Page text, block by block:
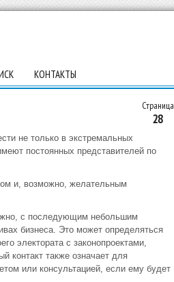
КОНТАКТЫ
Страница
28
не только в экстремальных
постоянных представителей по
и, возможно, желательным
с последующим небольшим
бизнеса. Это может определяться
электората с законопроектами,
контакт также означает для
или консультацией, если ему будет